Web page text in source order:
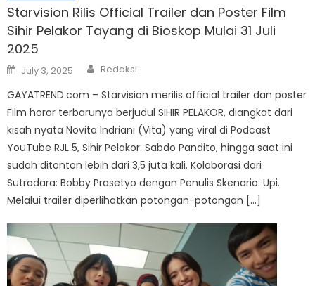
Starvision Rilis Official Trailer dan Poster Film
Sihir Pelakor Tayang di Bioskop Mulai 31 Juli
2025
Posted
on
July 3, 2025 Author
Redaksi
GAYATREND.com – Starvision merilis official trailer dan poster
Film horor terbarunya berjudul SIHIR PELAKOR, diangkat dari
kisah nyata Novita Indriani (Vita) yang viral di Podcast
YouTube RJL 5, Sihir Pelakor: Sabdo Pandito, hingga saat ini
sudah ditonton lebih dari 3,5 juta kali. Kolaborasi dari
Sutradara: Bobby Prasetyo dengan Penulis Skenario: Upi.
Melalui trailer diperlihatkan potongan-potongan […]